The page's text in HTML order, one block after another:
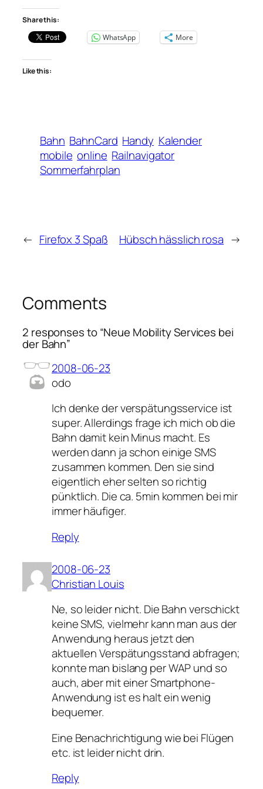
Share this:
WhatsApp
More
Like this:
Bahn BahnCard Handy Kalender
mobile online Railnavigator
Sommerfahrplan
← Firefox 3 Spaß Hübsch hässlich rosa →
Comments
2 responses to “Neue Mobility Services bei
der Bahn”
2008-06-23
odo
Ich denke der verspätungsservice ist
super. Allerdings frage ich mich ob die
Bahn damit kein Minus macht. Es
werden dann ja schon einige SMS
zusammen kommen. Den sie sind
eigentlich eher selten so richtig
pünktlich. Die ca. 5min kommen bei mir
immer häufiger.
Reply
2008-06-23
Christian Louis
Ne, so leider nicht. Die Bahn verschickt
keine SMS, vielmehr kann man aus der
Anwendung heraus jetzt den
aktuellen Verspätungsstand abfragen;
konnte man bislang per WAP und so
auch, aber mit einer Smartphone-
Anwendung ist es halt ein wenig
bequemer.
Eine Benachrichtigung wie bei Flügen
etc. ist leider nicht drin.
Reply